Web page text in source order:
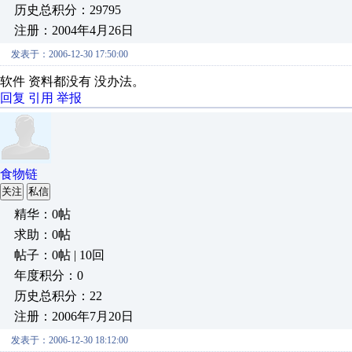
历史总积分：29795
注册：2004年4月26日
发表于：2006-12-30 17:50:00
软件 资料都没有 没办法。
回复 引用 举报
食物链
关注 私信
精华：0帖
求助：0帖
帖子：0帖 | 10回
年度积分：0
历史总积分：22
注册：2006年7月20日
发表于：2006-12-30 18:12:00